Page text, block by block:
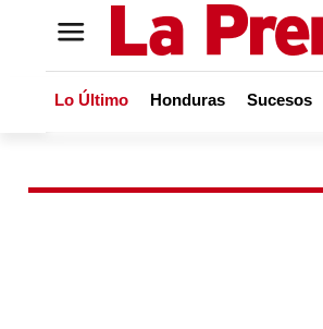
Lo Último Honduras Sucesos